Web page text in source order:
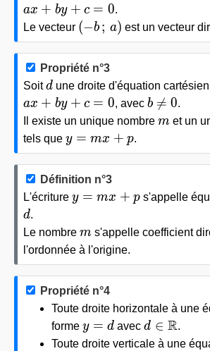
ax+by+c=0
ax + by + c = 0.
Le vecteur (-b\,;\,a)
(−b ; a) est un vecteur
Propriété n°3
Soitd
d une droite d'équation
ax+by+c=0
ax + by + c = 0, avec b\neq0
b ≠ 0.
Il existe un unique nombre m
m et un
tels que y=mx+p
y = mx + p.
Définition n°3
L'écriture y=mx+p
y = mx + p s'appelle
d
d.
Le nombre m
m s'appelle coefficient
l'ordonnée à l'origine.
Propriété n°4
Toute droite horizontale à une
forme y = d
y = d avecd ∈ R.
Toute droite verticale à une